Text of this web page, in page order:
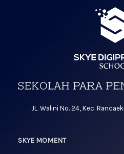
JL. Walini No. 24, Kec.
SKYE MOMENT